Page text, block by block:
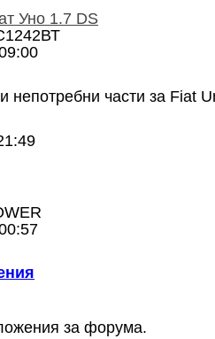
Уно 1.7 DS
непотребни части за Fiat
за форума.